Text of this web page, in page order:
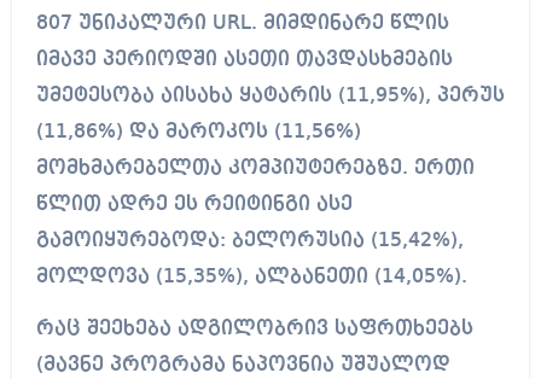
807 უნიკალური URL. მიმდინარე წლის
იმავე პერიოდში ასეთი თავდასხმების
უმეტესობა აისახა ყატარის (11,95%), პერუს
(11,86%) და მაროკოს (11,56%)
მომხმარებელთა კომპიუტერებზე. ერთი
წლით ადრე ეს რეიტინგი ასე
გამოიყურებოდა: ბელორუსია (15,42%),
მოლდოვა (15,35%), ალბანეთი (14,05%).
რაც შეეხება ადგილობრივ საფრთხეებს
(მავნე პროგრამა ნაპოვნია უშუალოდ